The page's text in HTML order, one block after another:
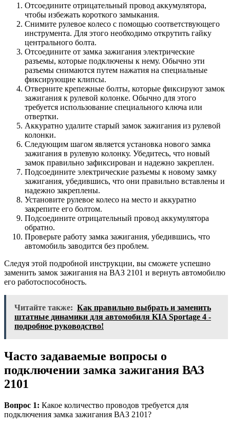
Отсоедините отрицательный провод аккумулятора,
чтобы избежать короткого замыкания.
Снимите рулевое колесо с помощью соответствующего
инструмента. Для этого необходимо открутить гайку
центрального болта.
Отсоедините от замка зажигания электрические
разъемы, которые подключены к нему. Обычно эти
разъемы снимаются путем нажатия на специальные
фиксирующие клипсы.
Отверните крепежные болты, которые фиксируют замок
зажигания к рулевой колонке. Обычно для этого
требуется использование специального ключа или
отвертки.
Аккуратно удалите старый замок зажигания из рулевой
колонки.
Следующим шагом является установка нового замка
зажигания в рулевую колонку. Убедитесь, что новый
замок правильно зафиксирован и надежно закреплен.
Подсоедините электрические разъемы к новому замку
зажигания, убедившись, что они правильно вставлены и
надежно закреплены.
Установите рулевое колесо на место и аккуратно
закрепите его болтом.
Подсоедините отрицательный провод аккумулятора
обратно.
Проверьте работу замка зажигания, убедившись, что
автомобиль заводится без проблем.
Следуя этой подробной инструкции, вы сможете успешно
заменить замок зажигания на ВАЗ 2101 и вернуть автомобилю
его работоспособность.
Читайте также: Как правильно выбрать и заменить
штатные динамики для автомобиля KIA Sportage 4 -
подробное руководство!
Часто задаваемые вопросы о
подключении замка зажигания ВАЗ
2101
Вопрос 1: Какое количество проводов требуется для
подключения замка зажигания ВАЗ 2101?